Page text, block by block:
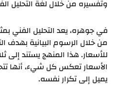
وتفسيره من خلال لغة التحليل
في جوهره، يعد التحليل الفني
من خلال الرسوم البيانية بهدف
للأسعار. هذا المنهج يستند إلى
الأسعار تعكس كل شيء، أنها
يميل إلى تكرار نفسه.